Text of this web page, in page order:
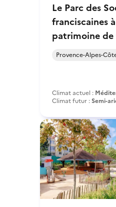
Le Parc des
franciscaines
patrimoine
Provence-Alpes-
Climat actuel :
Climat futur :Semi-